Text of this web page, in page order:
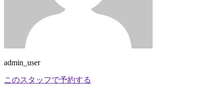
admin_user
このスタッフで予約する